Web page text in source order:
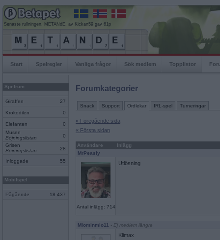
Senaste rullningen, METANdE, av Kickan59 gav 61p
Start Spelregler Vanliga frågor Sök medlem Topplistor
Spelrum
Giraffen 27
Krokodilen 0
Elefanten
0
Musen
Böjningslistan
0
Grisen
Böjningslistan
28
Inloggade 55
Mobilspel
Pågående 18 437
Forumkategorier
Snack Support Ordlekar IRL-spel Turneringar
« Föregående sida
« Första sidan
Användare
Inlägg
MrPeasly
Antal inlägg: 714
Utlösning
Miominmio11 - Ej medlem längre
Klimax